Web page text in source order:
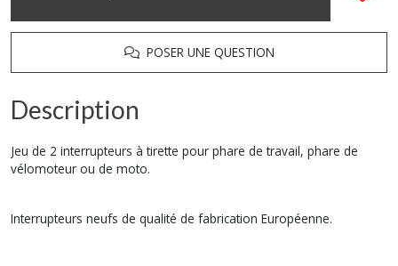
POSER UNE QUESTION
Description
Jeu de 2 interrupteurs à tirette pour phare de travail, phare de
vélomoteur ou de moto.
Interrupteurs neufs de qualité de fabrication Européenne.